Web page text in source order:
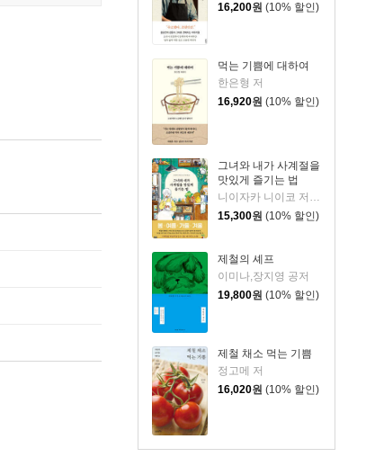
16,200원 (10% 할인)
먹는 기쁨에 대하여
한은형 저
16,920원 (10% 할인)
그녀와 내가 사계절을
맛있게 즐기는 법
15,300원 (10% 할인)
제철의 셰프
이미나,장지영 공저
19,800원 (10% 할인)
제철 채소 먹는 기쁨
정고메 저
16,020원 (10% 할인)